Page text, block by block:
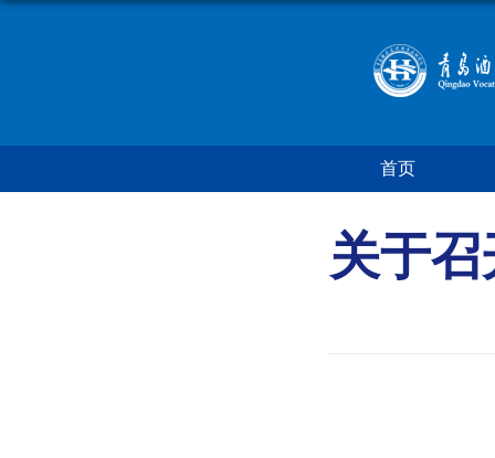
首页
关于